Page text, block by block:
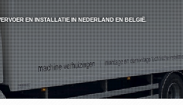
EN INSTALLATIE IN NEDERLAND EN BELGIË.